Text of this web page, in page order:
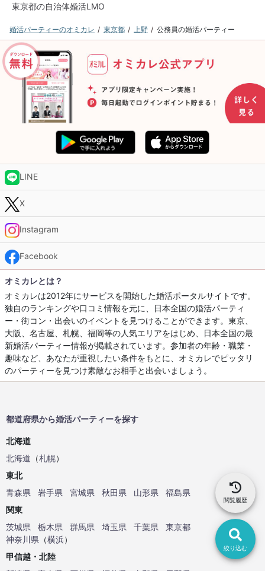
絞り込む
閲覧履歴
東京都の自治体婚活LMO
婚活パーティーのオミカレ 東京都 上野 公務員の婚活パーティー
LINE
X
Instagram
Facebook
オミカレとは？
オミカレは2012年にサービスを開始した婚活ポータルサイトです。
独自のランキングや口コミ情報を元に、日本全国の婚活パーティ
ー・街コン・出会いのイベントを見つけることができます。東京、
大阪、名古屋、札幌、福岡等の人気エリアをはじめ、日本全国の最
新婚活パーティー情報が掲載されています。参加者の年齢・職業・
趣味など、あなたが重視したい条件をもとに、オミカレでピッタリ
のパーティーを見つけ素敵なお相手と出会いましょう。
都道府県から婚活パーティーを探す
北海道
北海道 （札幌）
東北
青森県
岩手県 宮城県 秋田県 山形県
福島県
関東
茨城県
栃木県 群馬県 埼玉県 千葉県
東京都
神奈川県 （横浜）
甲信越・北陸